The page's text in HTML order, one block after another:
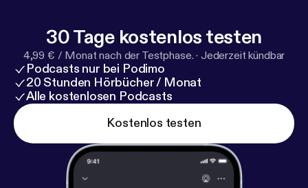
30 Tage kostenlos testen
4,99 € / Monat nach der Testphase. · Jederzeit kündbar
Podcasts nur bei Podimo
20 Stunden Hörbücher / Monat
Alle kostenlosen Podcasts
Kostenlos testen